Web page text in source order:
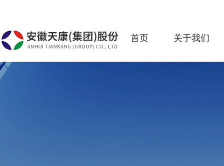
首页 关于我们